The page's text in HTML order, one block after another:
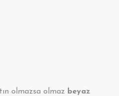
olmazsa olmaz beyaz